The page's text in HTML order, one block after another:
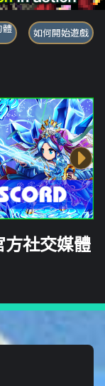
體 如何開始遊戲
社交媒體